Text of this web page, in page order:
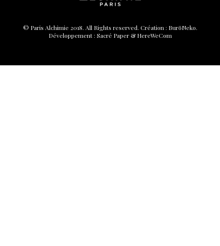
© Paris Alchimie 2018. All Rights reserved. Création : BuröNeko.
Développement : Sacré Paper& HereWeCom